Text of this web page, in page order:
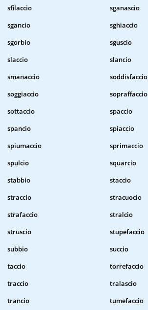
sfilaccio
sganascio
sgancio
sghiaccio
sgorbio
sguscio
slaccio
slancio
smanaccio
soddisfaccio
soggiaccio
sopraffaccio
sottaccio
spaccio
spancio
spiaccio
spiumaccio
sprimaccio
spulcio
squarcio
stabbio
staccio
straccio
stracuocio
strafaccio
stralcio
struscio
stupefaccio
subbio
succio
taccio
torrefaccio
traccio
tralascio
trancio
tumefaccio